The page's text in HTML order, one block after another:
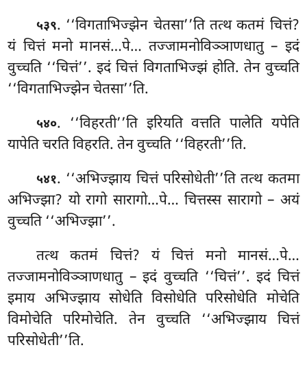
५३९. ‘‘विगताभिज्झेन चेतसा’’ति तत्थ कतमं चित्तं?
यं चित्तं मनो मानसं…पे… तज्जामनोविञ्ञाणधातु – इदं
वुच्चति ‘‘चित्तं’’. इदं चित्तं विगताभिज्झं होति. तेन वुच्चति
‘‘विगताभिज्झेन चेतसा’’ति.
५४०. ‘‘विहरती’’ति इरियति वत्तति पालेति यपेति
यापेति चरति विहरति. तेन वुच्चति ‘‘विहरती’’ति.
५४१. ‘‘अभिज्झाय चित्तं परिसोधेती’’ति तत्थ कतमा
अभिज्झा? यो रागो सारागो…पे… चित्तस्स सारागो – अयं
वुच्चति ‘‘अभिज्झा’’.
तत्थकतमं चित्तं? यं चित्तं मनो मानसं…पे…
तज्जामनोविञ्ञाणधातु – इदं वुच्चति ‘‘चित्तं’’. इदं चित्तं
इमाय अभिज्झाय सोधेति विसोधेति परिसोधेति मोचेति
विमोचेति परिमोचेति. तेन वुच्चति ‘‘अभिज्झाय चित्तं
परिसोधेती’’ति.